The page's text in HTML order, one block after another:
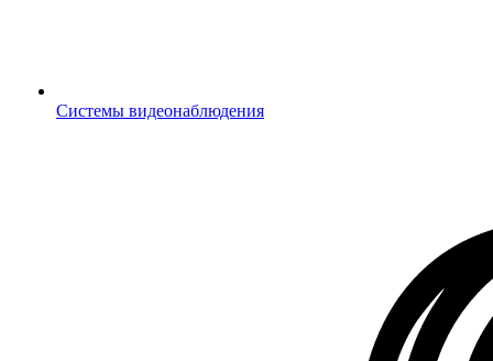
Системы видеонаблюдения